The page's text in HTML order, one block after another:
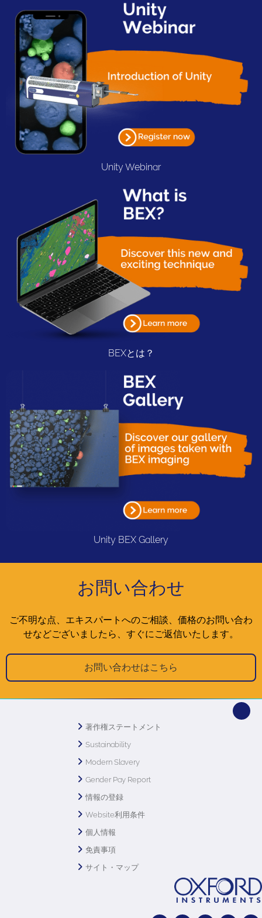
Unity Webinar
BEXとは？
Unity BEX Gallery
お問い合わせ
ご不明な点、エキスパートへのご相談、価格のお問い合わ
せなどございましたら、すぐにご返信いたします。
お問い合わせはこちら
著作権ステートメント
Sustainability
Modern Slavery
Gender Pay Report
情報の登録
Website利用条件
個人情報
免責事項
サイト・マップ